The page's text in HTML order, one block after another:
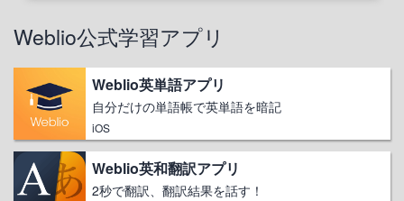
Weblio公式学習アプリ
Weblio英単語アプリ
自分だけの単語帳で英単語を暗記
iOS
Weblio英和翻訳アプリ
2秒で翻訳、翻訳結果を話す！